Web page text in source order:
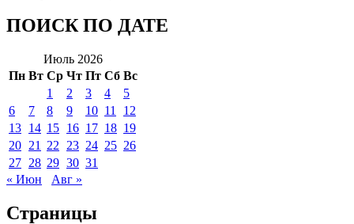
ПОИСК ПО ДАТЕ
Июль 2026
Пн Вт Ср Чт Пт Сб Вс
1
2 3 4
5
6
7 8 9 10 11
12
13 14 15 16 17 18 19
20 21 22 23 24 25 26
27 28 29 30 31
« Июн
Авг »
Страницы